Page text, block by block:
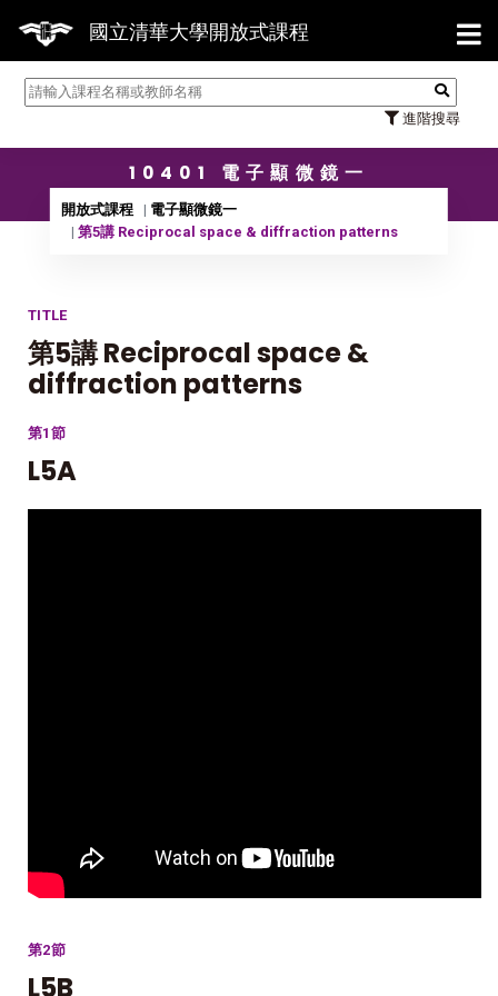
國立清華大學開放式課程
進階搜尋
【7/
10401 電子顯微鏡一
開放式課程
電子顯微鏡一
第5講 Reciprocal space & diffraction patterns
TITLE
第5講 Reciprocal space &
diffraction patterns
第1節
L5A
第2節
L5B